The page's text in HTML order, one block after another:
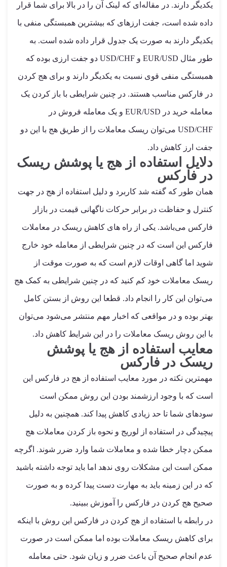
یکدیگر دارند. در مقاله‌ای که لینک آن را در بالا برای شما قرار
داده شده است، جفت ارزهای که بیشترین همبستگی منفی با
یکدیگر دارند به صورت یک جدول قرار داده شده است. به
طور مثال EUR/USD و USD/CHF دو جفت ارزی بوده که
همبستگی منفی قوی نسبت به یکدیگر دارند و برای هج کردن
در فارکس مناسب هستند. در چنین شرایطی با باز کردن یک
معامله خرید در EUR/USD و یک معامله فروش در
USD/CHF می‌توان ریسک معاملات را از طریق هج با این دو
جفت ارز کاهش داد.
دلایل استفاده از هج یا پوشش ریسک
در فارکس
همان طور که گفته شد کاربرد و دلیل استفاده از هج در جهت
کنترل و حفاظت در برابر حرکات ناگهانی قیمت در بازار
فارکس می‌باشد. یکی از راه های کاهش ریسک در معاملات
فارکس این است که در چنین شرایطی از معامله خود خارج
شوید اما گاهی اوقات لازم است که به صورت موقت از
ریسک معاملات خود کم کنید که در چنین شرایطی به کمک هج
می‌توان این کار را انجام داد. قطعا این روش از بستن کامل
بهتر بوده و در مواقعی که اخبار مهم منتشر می‌شود می‌توان
با این روش ریسک معاملات را در این شرایط کاهش داد.
معایب استفاده از هج یا پوشش
ریسک در فارکس
مهمترین نکته در مورد معایب استفاده از هج در فارکس این
است که با وجود ارزشمند بودن این روش ممکن است
سودهای شما تا حد زیادی کاهش پیدا کند. همچنین به دلیل
پیچیدگی در استفاده از لوریج و نحوه باز کردن معاملات هج
ممکن دچار خطا شده و معاملات شما وارد ضرر شوند. اگرچه
ممکن است این مشکلات روی ندهد اما باید توجه داشته باشید
که در این زمینه باید به مهارت دست پیدا کرده و به صورت
صحیح هج کردن در فارکس را آموزش ببینید.
در رابطه با استفاده از هج کردن در فارکس این روش با اینکه
برای کاهش ریسک معاملات بوده اما ممکن است در صورت
عدم انجام صحیح آن باعث ضرر و زیان شود. حتی معامله